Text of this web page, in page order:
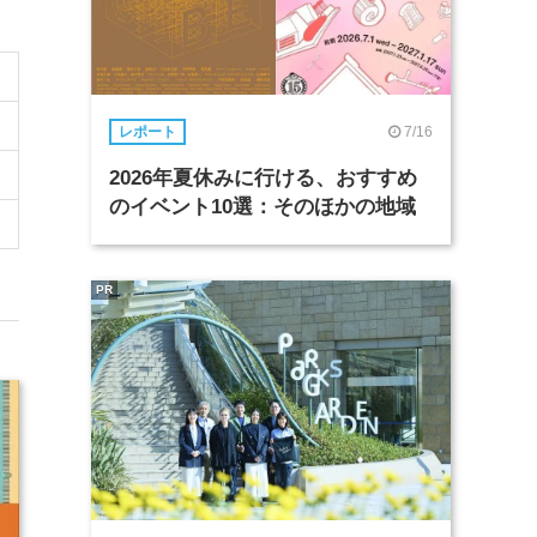
レポート 7/16
2026年夏休みに行ける、おすすめ
のイベント10選：そのほかの地域
PR